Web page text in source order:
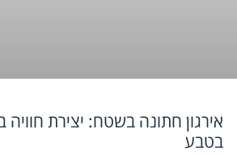
אירגון חתונה בשטח: יצירת
בטבע